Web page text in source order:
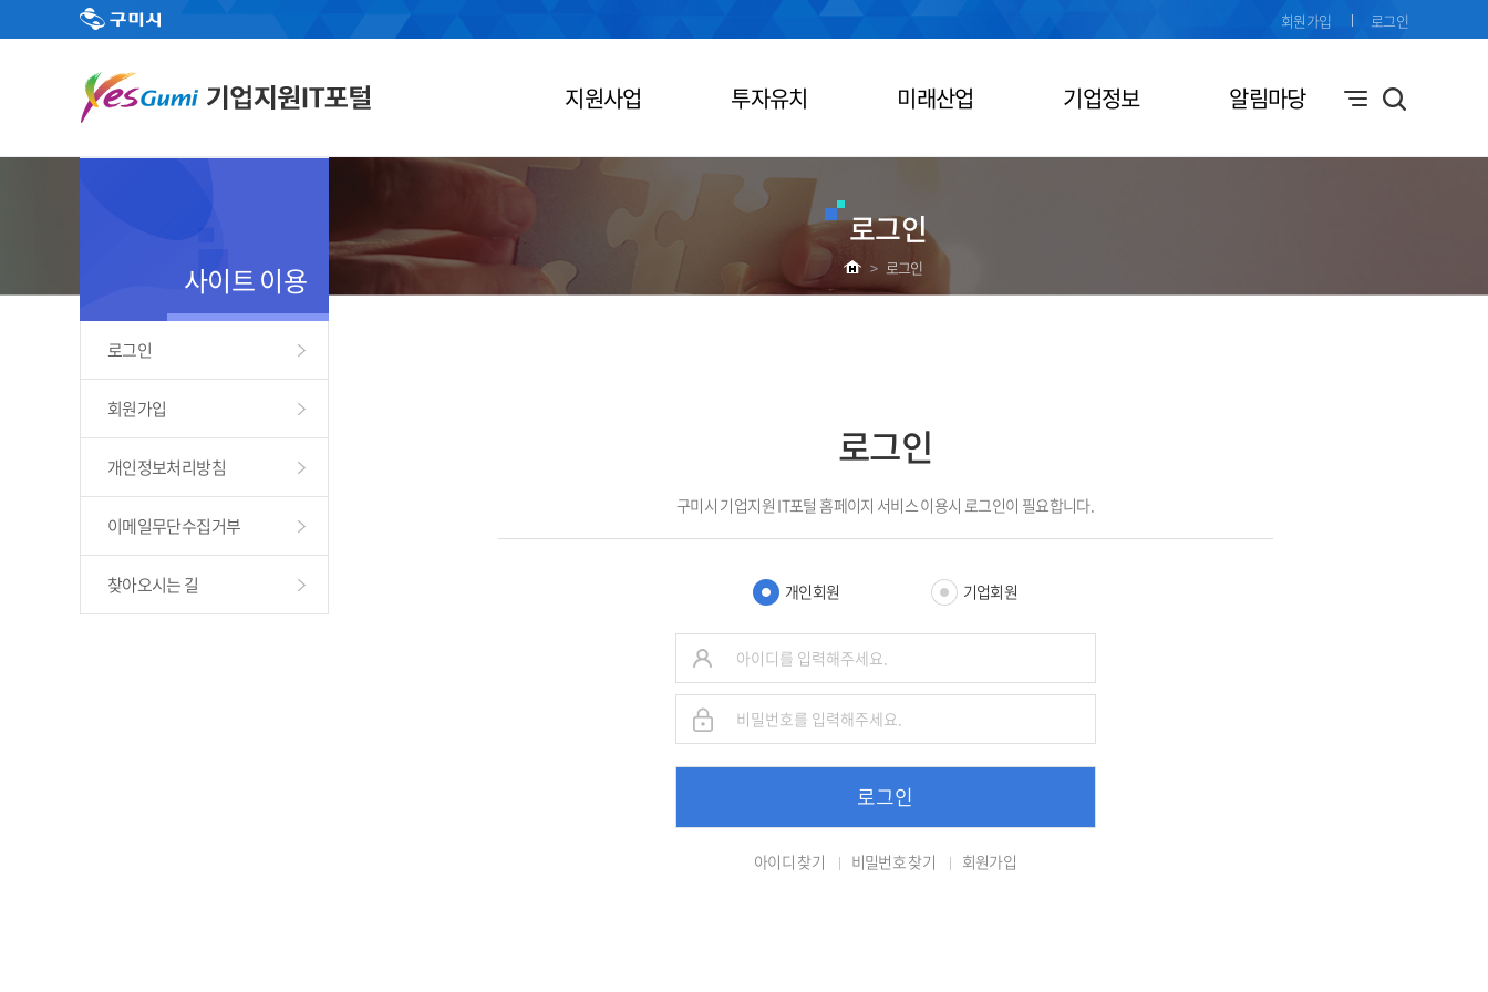
지원사업 투자유치 미래산업 기업정보 알림마당
회원가입 로그인
로그인
> 로그인
사이트 이용
로그인
회원가입
개인정보처리방침
이메일무단수집거부
찾아오시는 길
로그인
구미시 기업지원 IT포털 홈페이지 서비스 이용시 로그인이 필요합니다.
개인회원 기업회원
로그인
아이디 찾기 비밀번호 찾기 회원가입